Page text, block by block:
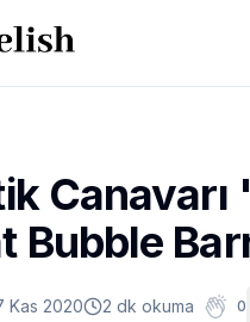
Canavarı
Bubble
Kas 2020 2 dk okuma 0